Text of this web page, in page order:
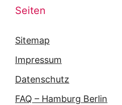
Seiten
Sitemap
Impressum
Datenschutz
FAQ – Hamburg Berlin